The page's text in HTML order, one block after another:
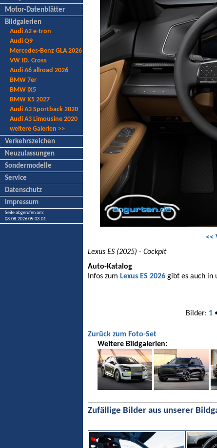
Motor-Datenblätter
Bildgalerien
Audi A2 e-tron
Audi Q9
Mercedes-Benz GLA 2026
VW ID. Cross
Audi A6 allroad 2026
BMW 7er
BMW iX5
BMW X5 2027
Audi A3 Sportback 2020
Audi A3 Limousine 2020
weitere Galerien >>
Verkehrszeichen
Neuzulassungen
Sondermodelle
Service
Datenschutz
Impressum
Seite abgerufen am:
08.08.2026 05:03:01
<<
Lexus ES (2025) - Cockpit
Auto-Katalog
Infos zum Lexus ES 2026 gibt es auch in
Bilder: 1
Zurück zum Foto-Set
Weitere Bildgalerien:
Zufällige Bilder aus unserer